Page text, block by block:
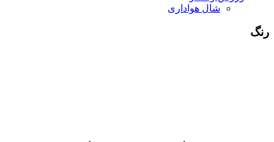
شال هواداری
رنگ